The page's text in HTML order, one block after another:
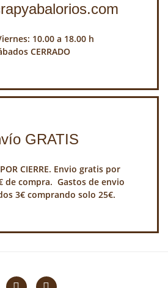
10.00 a 18.00 h
CERRADO
GRATIS
CIERRE. Envio gratis por
de compra. Gastos de envio
3€ comprando solo 25€.